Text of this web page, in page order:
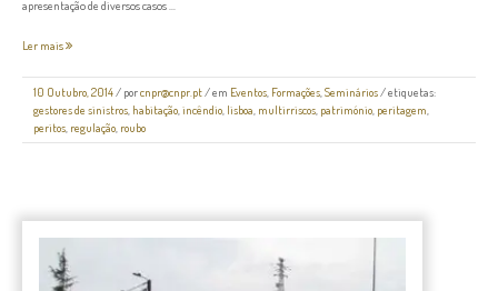
apresentação de diversos casos ...
Ler mais
10 Outubro, 2014/ porcnpr@cnpr.pt/ em Eventos, Formações,Seminários/ etiquetas:
gestores de sinistros, habitação,incêndio, lisboa, multirriscos, património, peritagem,
peritos, regulação, roubo